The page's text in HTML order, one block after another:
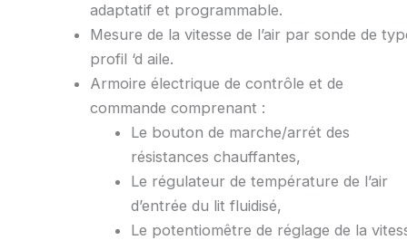
adaptatif et programmable.
Mesure de la vitesse de l’air par sonde de
profil ‘d aile.
Armoire électrique de contrôle et de
commande comprenant :
Le bouton de marche/arrét des
résistances chauffantes,
Le régulateur de température de l’air
d’entrée du lit fluidisé,
Le potentiomêtre de réglage de la